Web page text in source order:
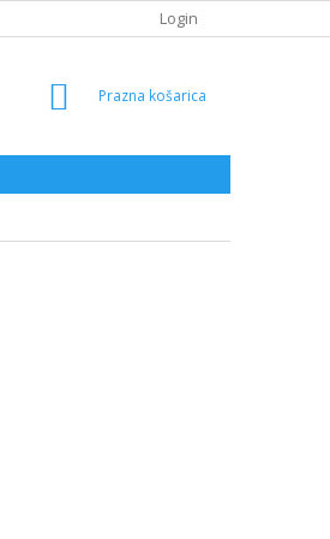
Login
SHOPPING